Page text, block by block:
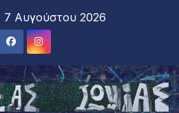
Αυγούστου 2026